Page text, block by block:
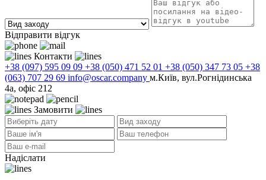
Відправити відгук
Контакти
+38 (097) 595 09 09 +38 (050) 471 52 01 +38 (050) 347 73 05 +38
(063) 707 29 69 info@oscar.company м.Київ, вул.Рогнідинська
4а, офіс 212
Замовити
Надіслати